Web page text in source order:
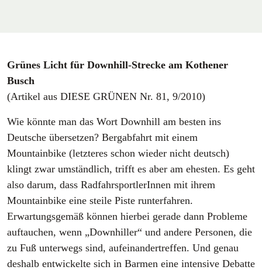
Grünes Licht für Downhill-Strecke am Kothener
Busch
(Artikel aus DIESE GRÜNEN Nr. 81, 9/2010)
Wie könnte man das Wort Downhill am besten ins
Deutsche übersetzen? Bergabfahrt mit einem
Mountainbike (letzteres schon wieder nicht deutsch)
klingt zwar umständlich, trifft es aber am ehesten. Es geht
also darum, dass RadfahrsportlerInnen mit ihrem
Mountainbike eine steile Piste runterfahren.
Erwartungsgemäß können hierbei gerade dann Probleme
auftauchen, wenn „Downhiller“ und andere Personen, die
zu Fuß unterwegs sind, aufeinandertreffen. Und genau
deshalb entwickelte sich in Barmen eine intensive Debatte